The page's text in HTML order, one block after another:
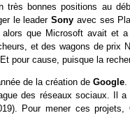
très bonnes positions au
le leaderSony avec ses
que Microsoft avait et
et des wagons de prix
pour cause, puisque la
de la création de Google.
des réseaux sociaux. Il
Pour mener ces